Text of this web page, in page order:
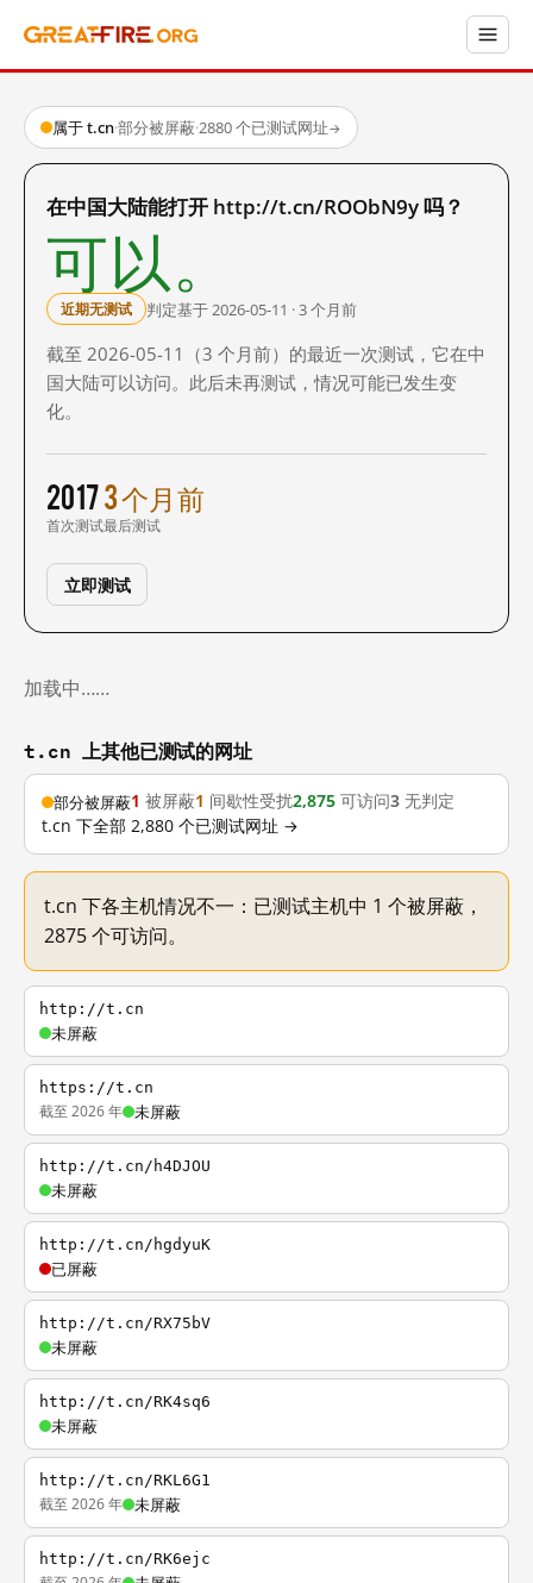
属于 t.cn·部分被屏蔽·2880 个已测试网址→
在中国大陆能打开 http://t.cn/ROObN9y 吗？
可以。
近期无测试 判定基于 2026-05-11 · 3 个月前
截至 2026-05-11（3 个月前）的最近一次测试，它在中
国大陆可以访问。此后未再测试，情况可能已发生变
化。
2017
首次测试
3 个月前
最后测试
立即测试
加载中……
t.cn 上其他已测试的网址
部分被屏蔽1 被屏蔽1 间歇性受扰2,875 可访问3 无判定
t.cn 下全部 2,880 个已测试网址 →
t.cn 下各主机情况不一：已测试主机中 1 个被屏蔽，
2875 个可访问。
http://t.cn
未屏蔽
https://t.cn
截至 2026 年 未屏蔽
http://t.cn/h4DJOU
未屏蔽
http://t.cn/hgdyuK
已屏蔽
http://t.cn/RX75bV
未屏蔽
http://t.cn/RK4sq6
未屏蔽
http://t.cn/RKL6G1
截至 2026 年 未屏蔽
http://t.cn/RK6ejc